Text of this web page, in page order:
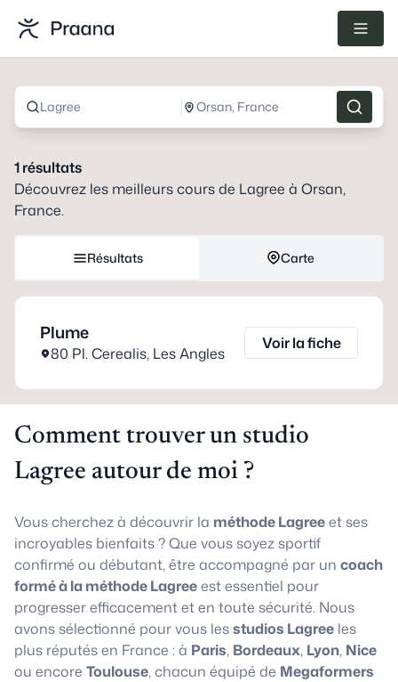
Lagree Orsan, France
1résultats
Découvrez les meilleurs cours de Lagree à Orsan,
France.
Résultats Carte
Plume
80 Pl. Cerealis, Les Angles
Voir la fiche
Comment trouver un studio
Lagree autour de moi ?
Vous cherchez à découvrir la méthode Lagreeet ses
incroyables bienfaits ? Que vous soyez sportif
confirmé ou débutant, être accompagné par un coach
formé à la méthode Lagreeest essentiel pour
progresser efficacement et en toute sécurité. Nous
avons sélectionné pour vous lesstudios Lagree les
plus réputés en France : à Paris, Bordeaux, Lyon, Nice
ou encore Toulouse, chacun équipé de Megaformers